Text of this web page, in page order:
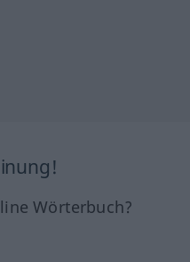
Wörterbuch?